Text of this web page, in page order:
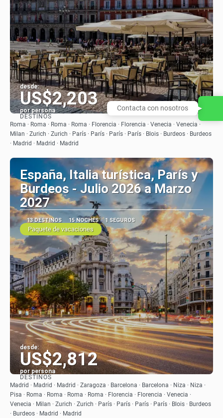
desde:
US$2,203
por persona
Ver
DESTINOS
Roma · Roma · Roma · Roma · Florencia · Florencia · Venecia · Venecia ·
Milan · Zurich · Zurich · París · París · París · París · Blois · Burdeos · Burdeos
· Madrid · Madrid · Madrid
España, Italia turística, París y
Burdeos - Julio 2026 a Marzo
2027
13 DESTINOS 15 NOCHES 1 SEGUROS
Paquete de vacaciones
desde:
US$2,812
por persona
Ver
DESTINOS
Madrid · Madrid · Madrid · Zaragoza · Barcelona · Barcelona · Niza · Niza ·
Pisa · Roma · Roma · Roma · Roma · Florencia · Florencia · Venecia ·
Venecia · Milan · Zurich · Zurich · París · París · París · París · Blois · Burdeos
· Burdeos · Madrid · Madrid
Contacta con nosotros